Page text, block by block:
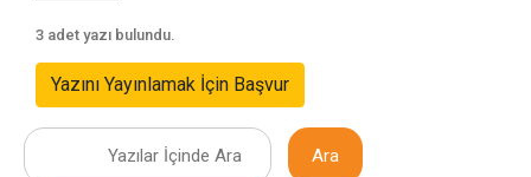
3 adet yazı bulundu.
Yazını Yayınlamak İçin Başvur
Ara